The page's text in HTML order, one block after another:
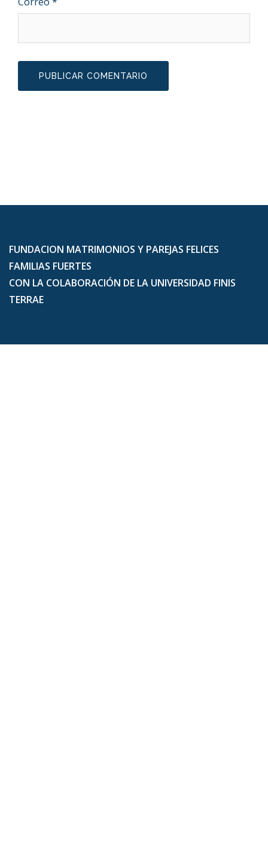
FUNDACION MATRIMONIOS Y PAREJAS FELICES
FAMILIAS FUERTES
CON LA COLABORACIÓN DE LA UNIVERSIDAD FINIS
TERRAE